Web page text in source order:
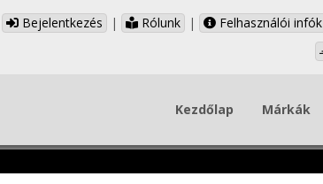
Bejelentkezés | Rólunk | Felhasználói infók
Kezdőlap Márkák